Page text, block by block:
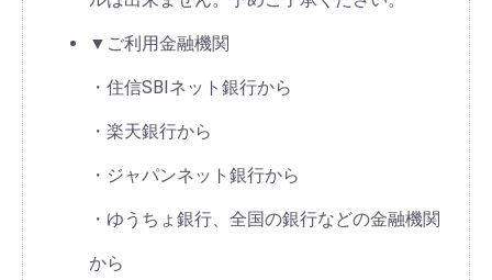
▼ご利用金融機関
・住信SBIネット銀行から
・楽天銀行から
・ジャパンネット銀行から
・ゆうちょ銀行、全国の銀行などの金融機関
から